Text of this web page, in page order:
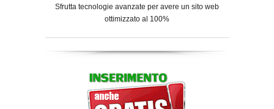
Sfrutta tecnologie avanzate per avere un sito web
ottimizzato al 100%